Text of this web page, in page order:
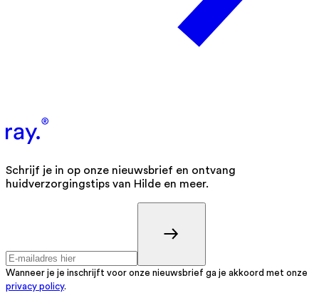
Schrijf je in op onze nieuwsbrief en ontvang
huidverzorgingstips van Hilde en meer.
Wanneer je je inschrijft voor onze nieuwsbrief ga je akkoord met onze
privacy policy.